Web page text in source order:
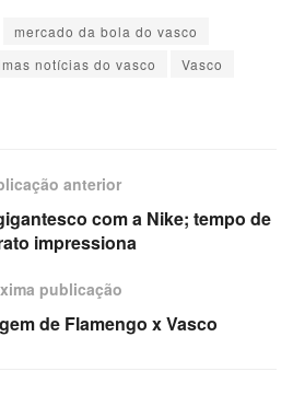
mercado da bola do vasco
notícias do vasco
Vasco
anterior
com a Nike; tempo de
impressiona
publicação
de Flamengo x Vasco